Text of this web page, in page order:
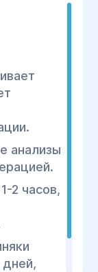
анализы
2 часов,
дней,